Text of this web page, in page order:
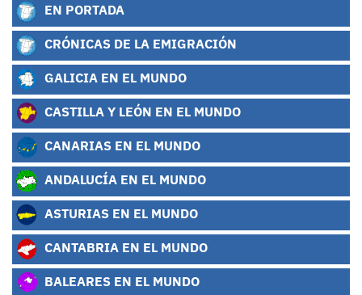
EN PORTADA
CRÓNICAS DE LA EMIGRACIÓN
GALICIA EN EL MUNDO
CASTILLA Y LEÓN EN EL MUNDO
CANARIAS EN EL MUNDO
ANDALUCÍA EN EL MUNDO
ASTURIAS EN EL MUNDO
CANTABRIA EN EL MUNDO
BALEARES EN EL MUNDO